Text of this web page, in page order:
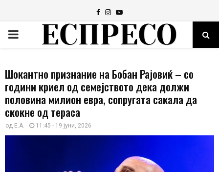
Facebook
Instagram
Youtube
PRIMARY
Шокантно признание на Бобан Рајовиќ – со
години криел од семејството дека должи
половина милион евра, сопругата сакала да
скокне од тераса
од E.A. 11:45 - 19 јуни, 2026